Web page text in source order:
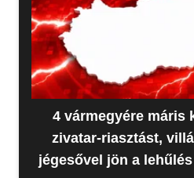
4 vármegyére máris
zivatar-riasztást,
jégesővel jön a